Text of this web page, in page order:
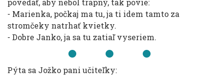
povedať, aby nebol trapný, tak povie:
- Marienka, počkaj ma tu, ja ti idem tamto za
stromčeky natrhať kvietky.
- Dobre Janko, ja sa tu zatiaľ vyseriem.
Pýta sa Jožko pani učiteľky: